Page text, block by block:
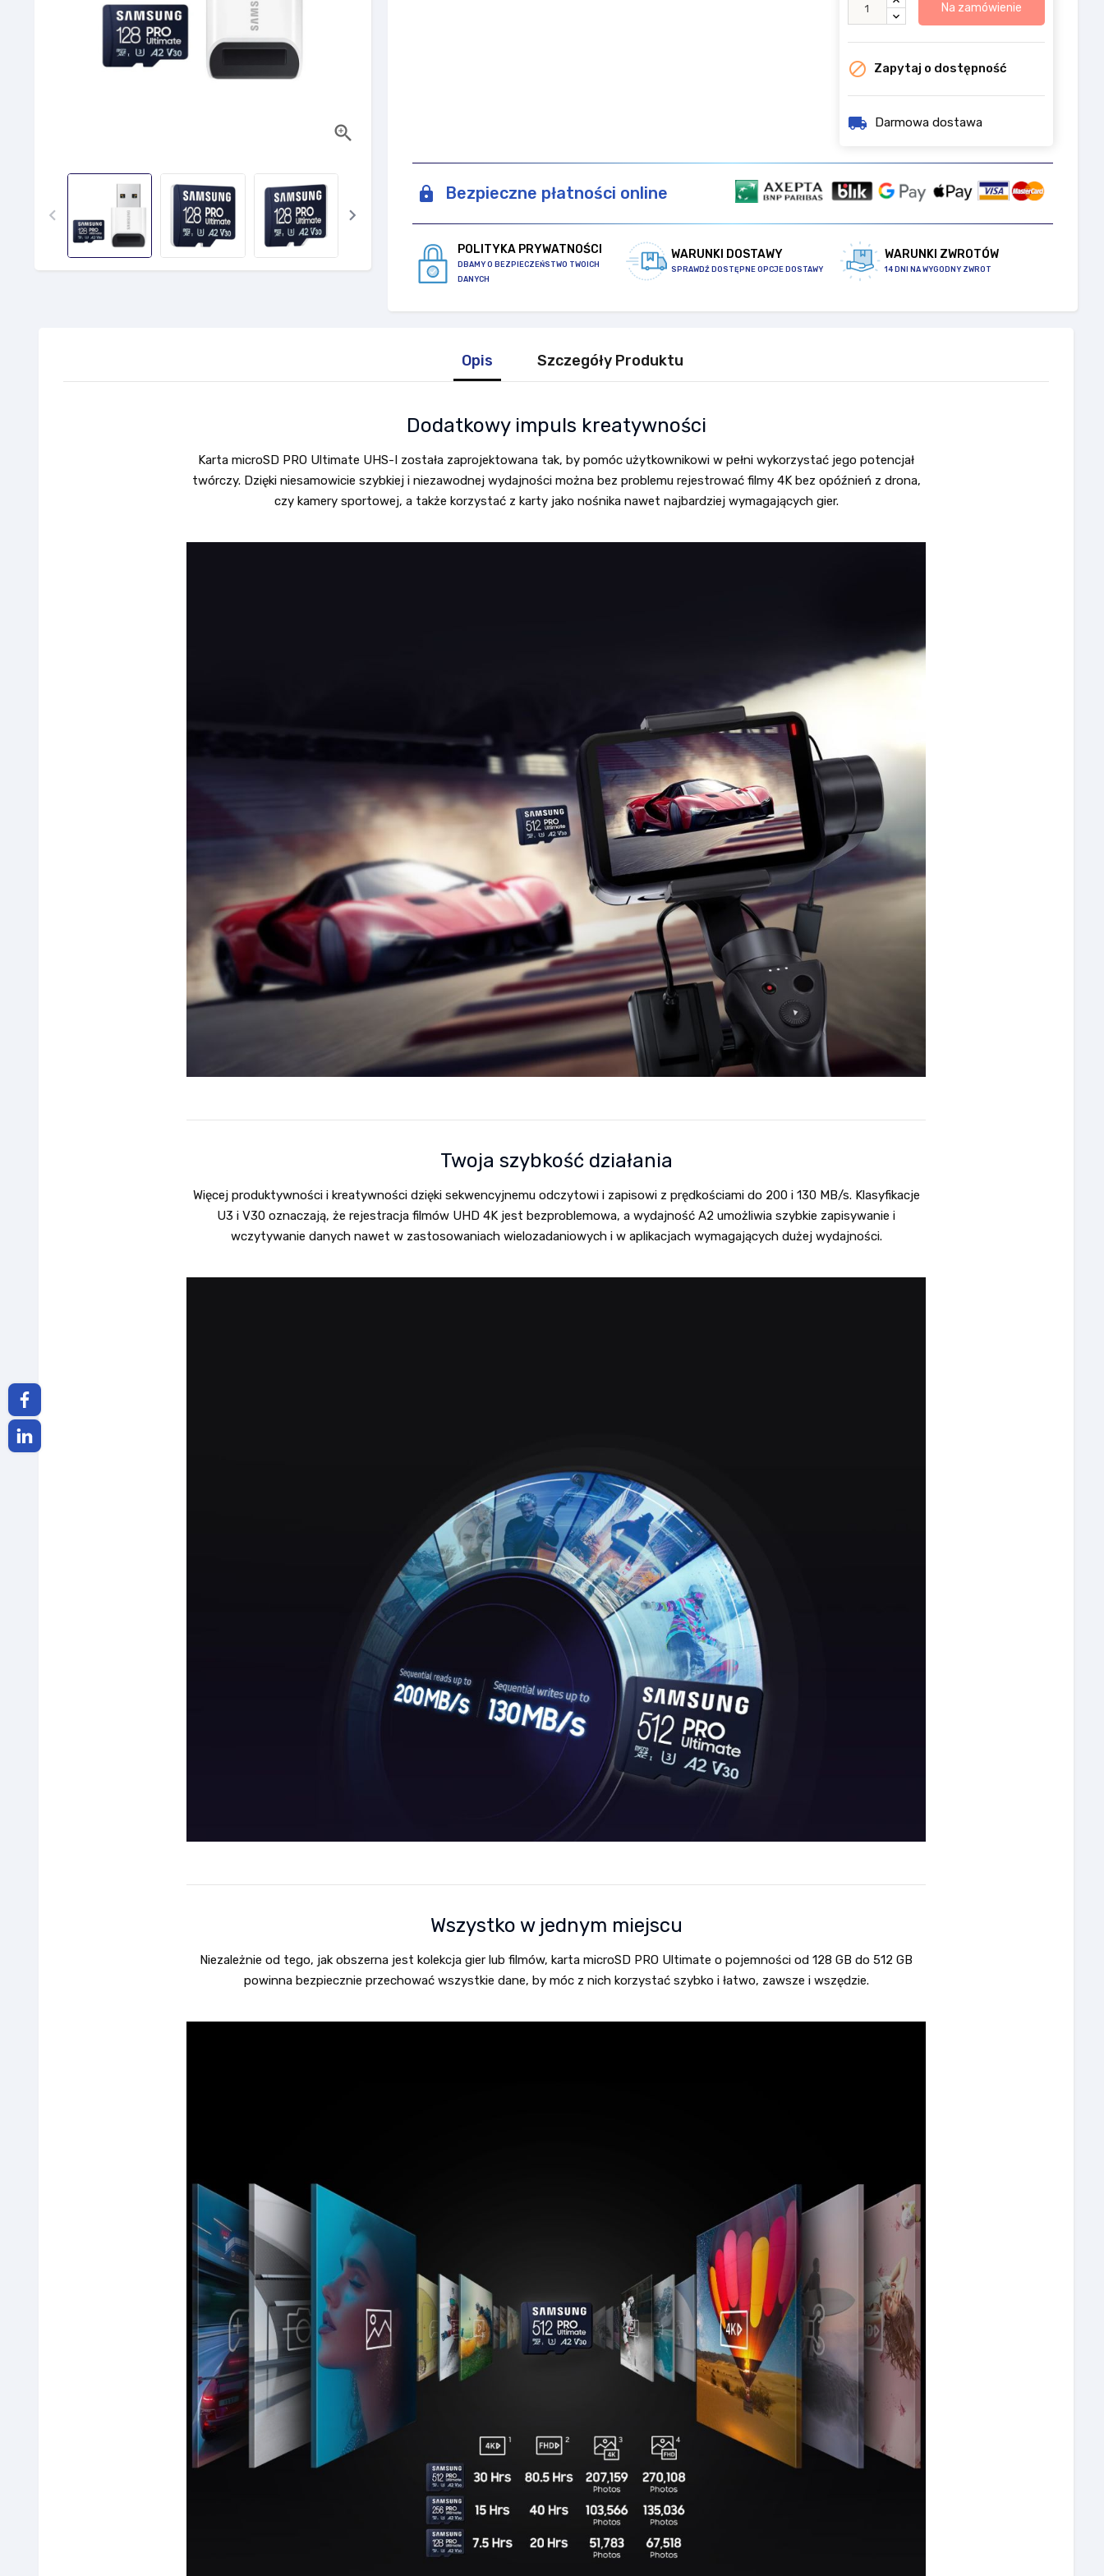

 
Na zamówienie
 Zapytaj o dostępność
local_shipping Darmowa dostawa
Bezpieczne płatności online
POLITYKA PRYWATNOŚCI
DBAMY O BEZPIECZEŃSTWO TWOICH
DANYCH
WARUNKI DOSTAWY
SPRAWDŹ DOSTĘPNE OPCJE DOSTAWY
WARUNKI ZWROTÓW
14 DNI NA WYGODNY ZWROT
Opis Szczegóły Produktu
Dodatkowy impuls kreatywności
Karta microSD PRO Ultimate UHS-I została zaprojektowana tak, by pomóc użytkownikowi w pełni wykorzystać jego potencjał
twórczy. Dzięki niesamowicie szybkiej i niezawodnej wydajności można bez problemu rejestrować filmy 4K bez opóźnień z drona,
czy kamery sportowej, a także korzystać z karty jako nośnika nawet najbardziej wymagających gier.
Twoja szybkość działania
Więcej produktywności i kreatywności dzięki sekwencyjnemu odczytowi i zapisowi z prędkościami do 200 i 130 MB/s. Klasyfikacje
U3 i V30 oznaczają, że rejestracja filmów UHD 4K jest bezproblemowa, a wydajność A2 umożliwia szybkie zapisywanie i
wczytywanie danych nawet w zastosowaniach wielozadaniowych i w aplikacjach wymagających dużej wydajności.
Wszystko w jednym miejscu
Niezależnie od tego, jak obszerna jest kolekcja gier lub filmów, karta microSD PRO Ultimate o pojemności od 128 GB do 512 GB
powinna bezpiecznie przechować wszystkie dane, by móc z nich korzystać szybko i łatwo, zawsze i wszędzie.